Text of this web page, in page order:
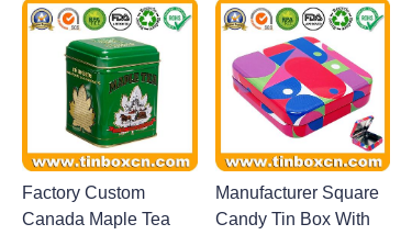
Factory Custom
Canada Maple Tea
Manufacturer Square
Candy Tin Box With